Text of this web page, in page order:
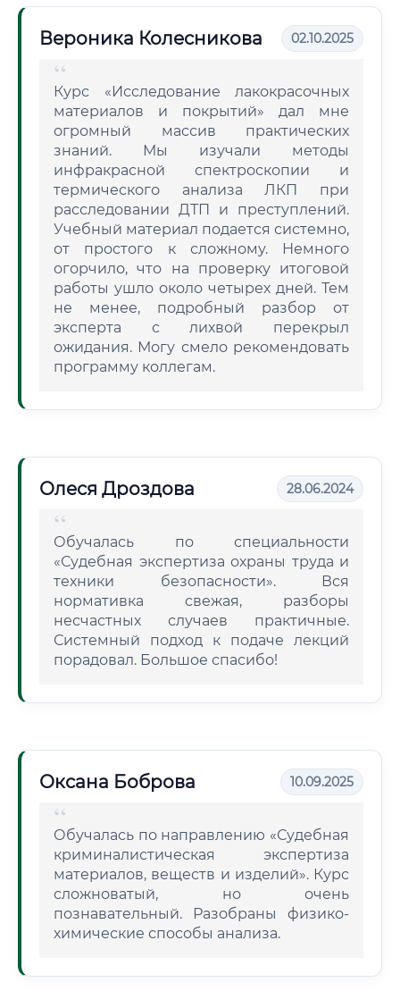
Вероника Колесникова 02.10.2025
Курс «Исследование лакокрасочных
материалов и покрытий» дал мне
огромный массив практических
знаний. Мы изучали методы
инфракрасной спектроскопии и
термического анализа ЛКП при
расследовании ДТП и преступлений.
Учебный материал подается системно,
от простого к сложному. Немного
огорчило, что на проверку итоговой
работы ушло около четырех дней. Тем
не менее, подробный разбор от
эксперта с лихвой перекрыл
ожидания. Могу смело рекомендовать
программу коллегам.
Олеся Дроздова 28.06.2024
Обучалась по специальности
«Судебная экспертиза охраны труда и
техники безопасности». Вся
нормативка свежая, разборы
несчастных случаев практичные.
Системный подход к подаче лекций
порадовал. Большое спасибо!
Оксана Боброва 10.09.2025
Обучалась по направлению «Судебная
криминалистическая экспертиза
материалов, веществ и изделий». Курс
сложноватый, но очень
познавательный. Разобраны физико-
химические способы анализа.